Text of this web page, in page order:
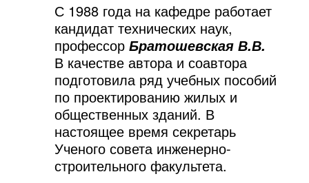
С 1988 года на кафедре работает
кандидат технических наук,
профессор Братошевская В.В.
В качестве автора и соавтора
подготовила ряд учебных пособий
по проектированию жилых и
общественных зданий. В
настоящее время секретарь
Ученого совета инженерно-
строительного факультета.